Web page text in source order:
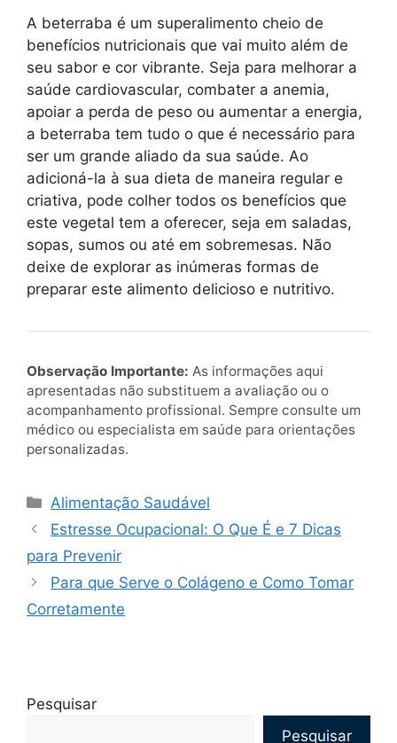
A beterraba é um superalimento cheio de
benefícios nutricionais que vai muito além de
seu sabor e cor vibrante. Seja para melhorar a
saúde cardiovascular, combater a anemia,
apoiar a perda de peso ou aumentar a energia,
a beterraba tem tudo o que é necessário para
ser um grande aliado da sua saúde. Ao
adicioná-la à sua dieta de maneira regular e
criativa, pode colher todos os benefícios que
este vegetal tem a oferecer, seja em saladas,
sopas, sumos ou até em sobremesas. Não
deixe de explorar as inúmeras formas de
preparar este alimento delicioso e nutritivo.
Observação Importante: As informações aqui
apresentadas não substituem a avaliação ou o
acompanhamento profissional. Sempre consulte um
médico ou especialista em saúde para orientações
personalizadas.
Categorias
Alimentação Saudável
Estresse Ocupacional: O Que É e 7 Dicas
para Prevenir
Para que Serve o Colágeno e Como Tomar
Corretamente
Pesquisar
Pesquisar